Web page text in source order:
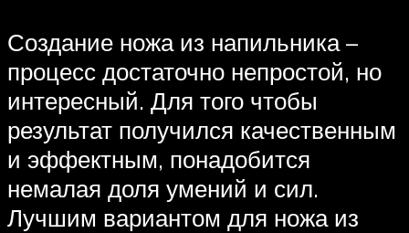
Создание ножа из напильника –
процесс достаточно непростой, но
интересный. Для того чтобы
результат получился качественным
и эффектным, понадобится
немалая доля умений и сил.
Лучшим вариантом для ножа из